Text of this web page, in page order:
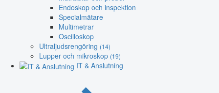
Endoskop och inspektion
Specialmätare
Multimetrar
Oscilloskop
Ultraljudsrengöring (14)
Lupper och mikroskop (19)
IT & Anslutning